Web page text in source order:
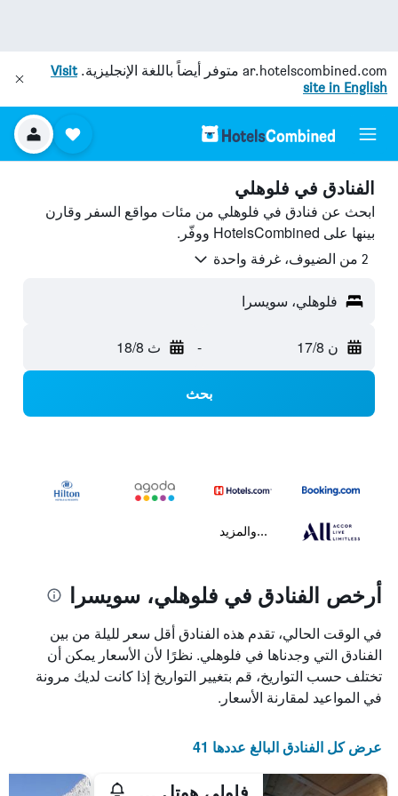
ar.hotelscombined.com متوفر أيضاً باللغة الإنجليزية.Visit
site in English
الفنادق في فلوهلي
ابحث عن فنادق في فلوهلي من مئات مواقع السفر وقارن
بينها على HotelsCombined ووفّر.
2 من الضيوف، غرفة واحدة
فلوهلي، سويسرا
ن 17/8 - ث 18/8
بحث
...والمزيد
أرخص الفنادق في فلوهلي، سويسرا
في الوقت الحالي، تقدم هذه الفنادق أقل سعر لليلة من بين
الفنادق التي وجدناها في فلوهلي. نظرًا لأن الأسعار يمكن أن
تختلف حسب التواريخ، قم بتغيير التواريخ إذا كانت لديك مرونة
في المواعيد لمقارنة الأسعار.
عرض كل الفنادق البالغ عددها 41